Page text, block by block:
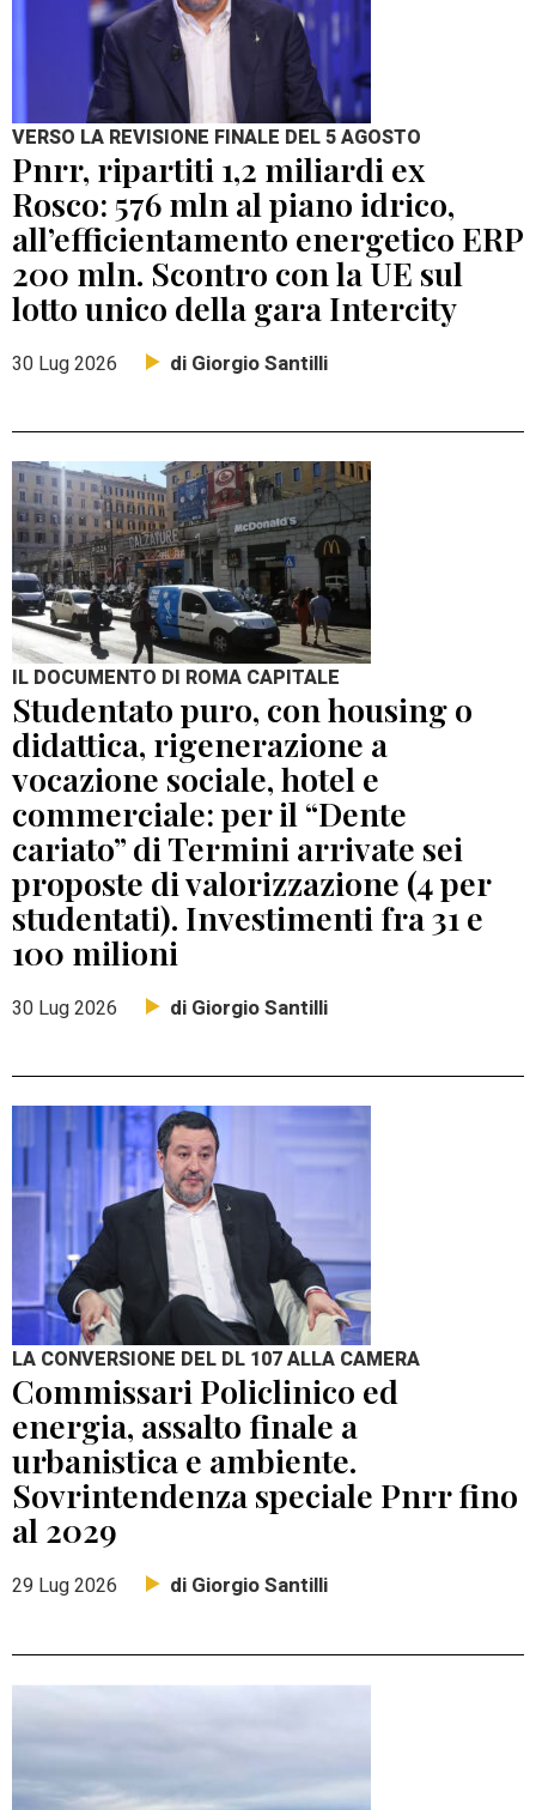
VERSO LA REVISIONE FINALE DEL 5 AGOSTO
Pnrr, ripartiti 1,2 miliardi ex
Rosco: 576 mln al piano idrico,
all’efficientamento energetico ERP
200 mln. Scontro con la UE sul
lotto unico della gara Intercity
30 Lug 2026 di Giorgio Santilli
IL DOCUMENTO DI ROMA CAPITALE
Studentato puro, con housing o
didattica, rigenerazione a
vocazione sociale, hotel e
commerciale: per il “Dente
cariato” di Termini arrivate sei
proposte di valorizzazione (4 per
studentati). Investimenti fra 31 e
100 milioni
30 Lug 2026 di Giorgio Santilli
LA CONVERSIONE DEL DL 107 ALLA CAMERA
Commissari Policlinico ed
energia, assalto finale a
urbanistica e ambiente.
Sovrintendenza speciale Pnrr fino
al 2029
29 Lug 2026 di Giorgio Santilli